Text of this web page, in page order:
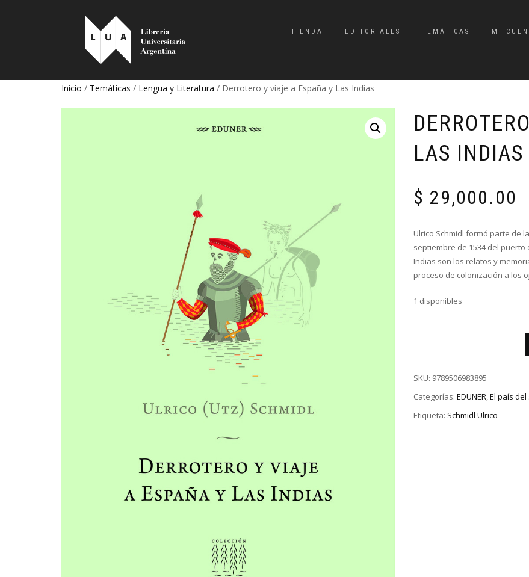
TIENDA EDITORIALES TEMÁTICAS MI
Inicio / Temáticas / Lengua y Literatura / Derrotero y viaje a España y Las Indias
LAS INDIAS
$ 29,000.00
Ulrico Schmidl formó parte de
septiembre de 1534 del puerto
Indias son los relatos y
proceso de colonización a los
1 disponibles
SKU: 9789506983895
Categorías: EDUNER,El país del
Etiqueta: Schmidl Ulrico